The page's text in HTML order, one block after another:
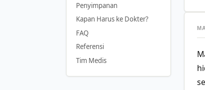
Penyimpanan
Kapan Harus ke Dokter?
FAQ
Referensi
Tim Medis